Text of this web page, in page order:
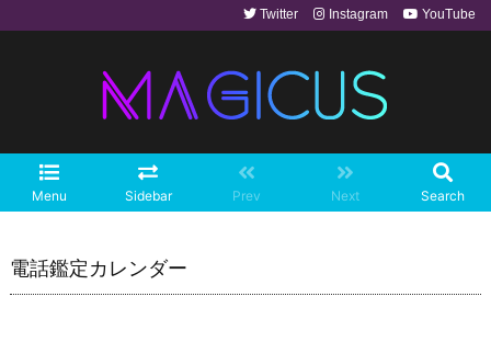
Menu Sidebar Prev Next Search
Twitter Instagram YouTube
電話鑑定カレンダー